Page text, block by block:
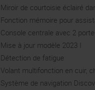
Miroir de courtoisie éclairé
Fonction mémoire pour
Console centrale avec 2
Mise à jour modèle 2023 I
Détection de fatigue
Volant multifonction en cuir,
Système de navigation